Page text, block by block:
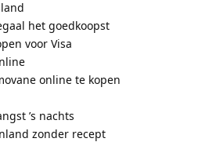
het goedkoopst
voor Visa
online te kopen
’s nachts
zonder recept